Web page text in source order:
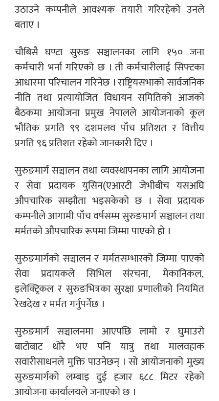
उठाउने कम्पनीले आवश्यक तयारी गरिरहेको उनले
बताए ।
चौबिसै घण्टा सुरुङ सञ्चालनका लागि १५० जना
कर्मचारी भर्ना गरिएको छ । ती कर्मचारीलाई सिफ्टका
आधारमा परिचालन गरिनेछ । राष्ट्रियसभाको सार्वजनिक
नीति तथा प्रत्यायोजित विधायन समितिको आजको
बैठकमा आयोजना प्रमुख नेपालले आयोजनाको कूल
भौतिक प्रगति ९९ दशमलव पाँच प्रतिशत र वित्तीय
प्रगति ९६ प्रतिशत रहेको जानकारी दिए ।
सुरुङमार्ग सञ्चालन तथा व्यवस्थापनका लागि आयोजना
र सेवा प्रदायक युसिन(एआरटी जेभीबीच यसअघि
औपचारिक सम्झौता भइसकेको छ । सेवा प्रदायक
कम्पनीले आगामी पाँच वर्षसम्म सुरुङमार्ग सञ्चालन तथा
मर्मतको औपचारिक रूपमा जिम्मा पाएको हो ।
सुरुङमार्गको सञ्चालन र मर्मतसम्भारको जिम्मा पाएको
सेवा प्रदायकले सिभिल संरचना, मेकानिकल,
इलेक्ट्रिकल र सुरुङभित्रका सुरक्षा प्रणालीको नियमित
रेखदेख र मर्मत गर्नुपर्नेछ ।
सुरुङमार्ग सञ्चालनमा आएपछि लामो र घुमाउरो
बाटोबाट थोरै भए पनि यात्रु तथा मालवहाक
सवारीसाधनले मुक्ति पाउनेछन् । सो आयोजनाको मुख्य
सुरुङमार्गको लम्बाइ दुई हजार ६८८ मिटर रहेको
आयोजना कार्यालयले जनाएको छ ।